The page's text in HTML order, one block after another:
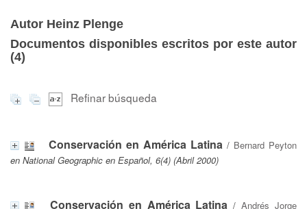
Autor Heinz Plenge
Documentos disponibles escritos por este autor
(4)
Refinar búsqueda
Conservación en América Latina / Bernard Peyton
en National Geographic en Español, 6(4) (Abril 2000)
Conservación en América Latina /Andrés Jorge